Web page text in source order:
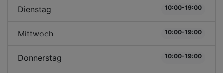
Dienstag 10:00-19:00
Mittwoch 10:00-19:00
Donnerstag 10:00-19:00